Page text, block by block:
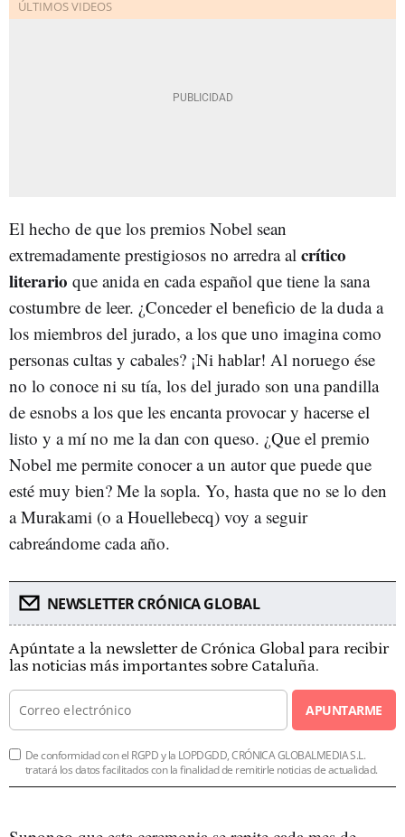
El hecho de que los premios Nobel sean
extremadamente prestigiosos no arredra al crítico
literario que anida en cada español que tiene la sana
costumbre de leer. ¿Conceder el beneficio de la duda a
los miembros del jurado, a los que uno imagina como
personas cultas y cabales? ¡Ni hablar! Al noruego ése
no lo conoce ni su tía, los del jurado son una pandilla
de esnobs a los que les encanta provocar y hacerse el
listo y a mí no me la dan con queso. ¿Que el premio
Nobel me permite conocer a un autor que puede que
esté muy bien? Me la sopla. Yo, hasta que no se lo den
a Murakami (o a Houellebecq) voy a seguir
cabreándome cada año.
NEWSLETTER CRÓNICA GLOBAL
Apúntate a la newsletter de Crónica Global para recibir
las noticias más importantes sobre Cataluña.
APUNTARME
De conformidad con el RGPD y la LOPDGDD, CRÓNICA GLOBALMEDIA S.L.
tratará los datos facilitados con la finalidad de remitirle noticias de actualidad.